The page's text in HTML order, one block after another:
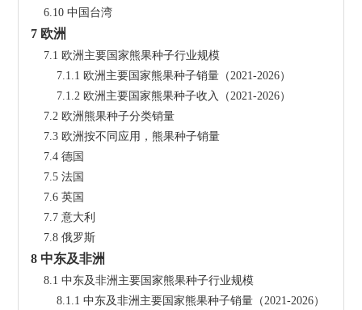
    6.10 中国台湾
7 欧洲
    7.1 欧洲主要国家熊果种子行业规模
        7.1.1 欧洲主要国家熊果种子销量（2021-2026）
        7.1.2 欧洲主要国家熊果种子收入（2021-2026）
    7.2 欧洲熊果种子分类销量
    7.3 欧洲按不同应用，熊果种子销量
    7.4 德国
    7.5 法国
    7.6 英国
    7.7 意大利
    7.8 俄罗斯
8 中东及非洲
    8.1 中东及非洲主要国家熊果种子行业规模
        8.1.1 中东及非洲主要国家熊果种子销量（2021-2026）